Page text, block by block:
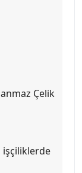
Çelik
işçiliklerde